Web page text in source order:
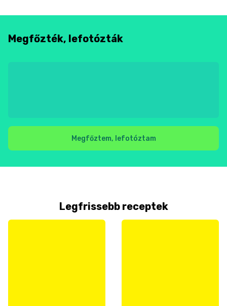
Megfőzték, lefotózták
Megfőztem, lefotóztam
Legfrissebb receptek